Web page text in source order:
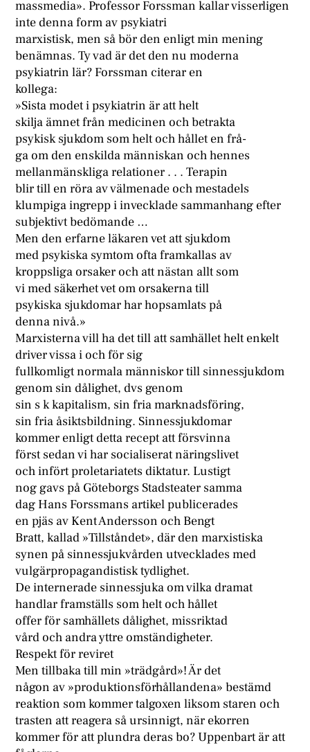
massmedia». Professor Forssman kallar visserligen
inte denna form av psykiatri
marxistisk, men så bör den enligt min mening
benämnas. Ty vad är det den nu moderna
psykiatrin lär? Forssman citerar en
kollega:
»Sista modet i psykiatrin är att helt
skilja ämnet från medicinen och betrakta
psykisk sjukdom som helt och hållet en frå-
ga om den enskilda människan och hennes
mellanmänskliga relationer . . . Terapin
blir till en röra av välmenade och mestadels
klumpiga ingrepp i invecklade sammanhang efter
subjektivt bedömande …
Men den erfarne läkaren vet att sjukdom
med psykiska symtom ofta framkallas av
kroppsliga orsaker och att nästan allt som
vi med säkerhet vet om orsakerna till
psykiska sjukdomar har hopsamlats på
denna nivå.»
Marxisterna vill ha det till att samhället helt enkelt
driver vissa i och för sig
fullkomligt normala människor till sinnessjukdom
genom sin dålighet, dvs genom
sin s k kapitalism, sin fria marknadsföring,
sin fria åsiktsbildning. Sinnessjukdomar
kommer enligt detta recept att försvinna
först sedan vi har socialiserat näringslivet
och infört proletariatets diktatur. Lustigt
nog gavs på Göteborgs Stadsteater samma
dag Hans Forssmans artikel publicerades
en pjäs av Kent Andersson och Bengt
Bratt, kallad »Tillståndet», där den marxistiska
synen på sinnessjukvården utvecklades med
vulgärpropagandistisk tydlighet.
De internerade sinnessjuka om vilka dramat
handlar framställs som helt och hållet
offer för samhällets dålighet, missriktad
vård och andra yttre omständigheter.
Respekt för reviret
Men tillbaka till min »trädgård»! Är det
någon av »produktionsförhållandena» bestämd
reaktion som kommer talgoxen liksom staren och
trasten att reagera så ursinnigt, när ekorren
kommer för att plundra deras bo? Uppenbart är att